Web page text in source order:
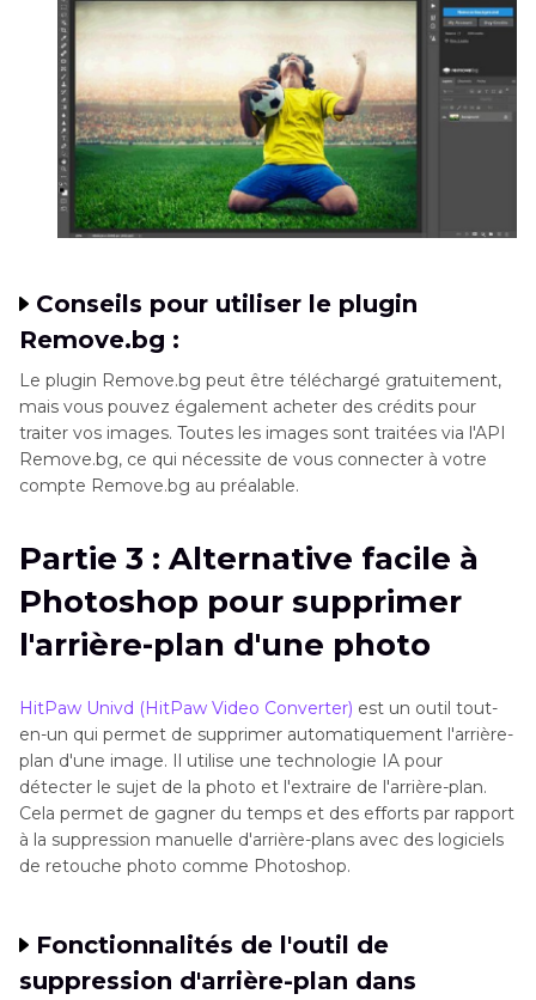
Conseils pour utiliser le plugin
Remove.bg :
Le plugin Remove.bg peut être téléchargé gratuitement,
mais vous pouvez également acheter des crédits pour
traiter vos images. Toutes les images sont traitées via l'API
Remove.bg, ce qui nécessite de vous connecter à votre
compte Remove.bg au préalable.
Partie 3 : Alternative facile à
Photoshop pour supprimer
l'arrière-plan d'une photo
HitPaw Univd (HitPaw Video Converter) est un outil tout-
en-un qui permet de supprimer automatiquement l'arrière-
plan d'une image. Il utilise une technologie IA pour
détecter le sujet de la photo et l'extraire de l'arrière-plan.
Cela permet de gagner du temps et des efforts par rapport
à la suppression manuelle d'arrière-plans avec des logiciels
de retouche photo comme Photoshop.
Fonctionnalités de l'outil de
suppression d'arrière-plan dans